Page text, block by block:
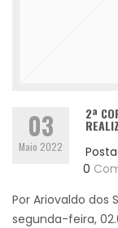
03
Maio 2022
2ª
0
Por Ariovaldo dos
segunda-feira,